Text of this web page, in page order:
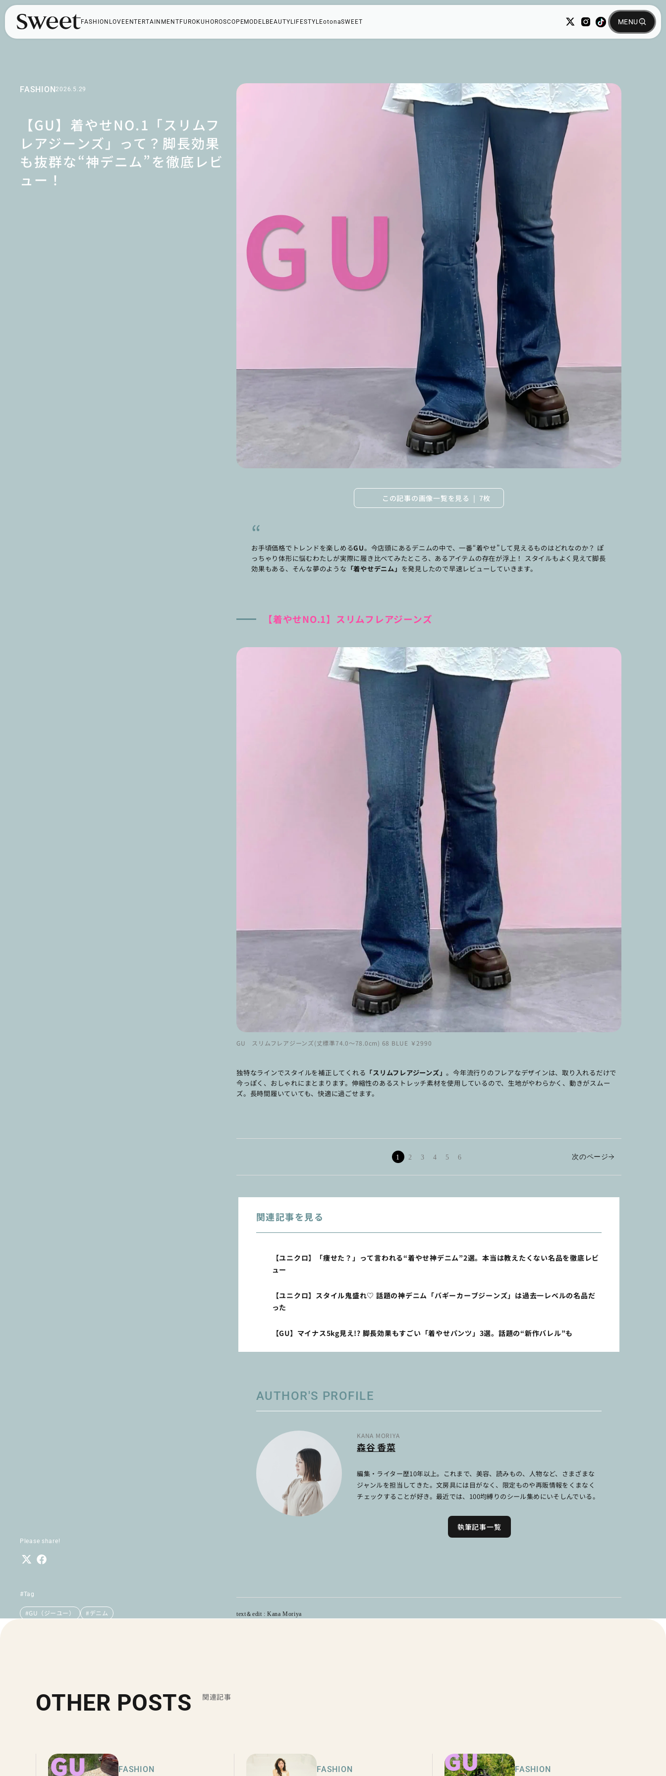
FASHION LOVE ENTERTAINMENT FUROKU HOROSCOPEMODELBEAUTY LIFESTYLEotonaSWEET
FASHION2026.5.29
【GU】着やせNO.1「スリムフ
レアジーンズ」って？脚長効果
も抜群な“神デニム”を徹底レビ
ュー！
Please share!
#Tag
#GU（ジーユー） #デニム
この記事の画像一覧を見る 7枚
お手頃価格でトレンドを楽しめるGU。今店頭にあるデニムの中で、一番“着やせ”して見えるものはどれなのか？ ぽ
っちゃり体形に悩むわたしが実際に履き比べてみたところ、あるアイテムの存在が浮上！ スタイルもよく見えて脚長
効果もある、そんな夢のような 「着やせデニム」 を発見したので早速レビューしていきます。
【着やせNO.1】スリムフレアジーンズ
GU スリムフレアジーンズ(丈標準74.0～78.0cm) 68 BLUE ￥2990
独特なラインでスタイルを補正してくれる 「スリムフレアジーンズ」。今年流行りのフレアなデザインは、取り入れるだけで
今っぽく、おしゃれにまとまります。伸縮性のあるストレッチ素材を使用しているので、生地がやわらかく、動きがスムー
ズ。長時間履いていても、快適に過ごせます。
1 2 3 4 5 6 次のページ
関連記事を見る
【ユニクロ】「痩せた？」って言われる“着やせ神デニム”2選。本当は教えたくない名品を徹底レビ
ュー
【ユニクロ】スタイル鬼盛れ♡ 話題の神デニム「バギーカーブジーンズ」は過去一レベルの名品だ
った
【GU】マイナス5kg見え!? 脚長効果もすごい「着やせパンツ」3選。話題の“新作バレル”も
AUTHOR'S PROFILE
KANA MORIYA
森谷 香菜
編集・ライター歴10年以上。これまで、美容、読みもの、人物など、さまざまな
ジャンルを担当してきた。文房具には目がなく、限定ものや再販情報をくまなく
チェックすることが好き。最近では、100均縛りのシール集めにいそしんでいる。
執筆記事一覧
text＆edit : Kana Moriya
OTHER POSTS 関連記事
FASHION FASHION FASHION